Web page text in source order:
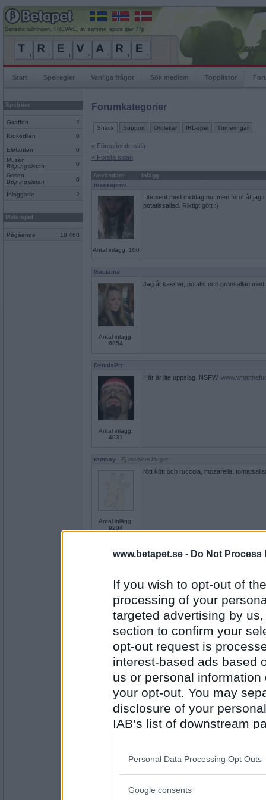
www.betapet.se - Do Not Process
If you wish to opt-out of
processing of your
targeted advertising by
section to confirm your
opt-out request is
interest-based ads based
us or personal
your opt-out. You may
disclosure of your
IAB’s list of downstream
also be disclosed by us
Downstream Participants
Please note that this
Personal Data Processing Opt Outs
Google consents
Senaste rullningen, TREVArE, av samme_spurs gav 77p
Start Spelregler Vanliga frågor Sök medlem Topplistor
Spelrum
Giraffen 2
Krokodilen 0
Elefanten
0
Musen
Böjningslistan
0
Grisen
Böjningslistan
0
Inloggade 2
Mobilspel
Pågående 18 460
Forumkategorier
Snack Support Ordlekar IRL-spel Turneringar
« Föregående sida
« Första sidan
Användare
Inlägg
massaprov
Antal inlägg: 100
Lite sent med middag nu, men förut åt jag
potatissallad. Riktigt gött :)
Gautama
Antal inlägg:
6854
Jag åt kassler, potatis och grönsallad
DennisPlz
Antal inlägg:
4031
Här är lite uppslag. NSFW.
ramsay - Ej medlem längre
Antal inlägg:
9204
rött kött och ruccola, mozarella,
Antal inlägg: 158
ger055
Antal inlägg: 153
Marinerad rostbiff med potatissallad från
Antal inlägg: 284